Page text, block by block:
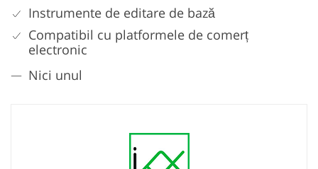
Instrumente de editare de bază
Compatibil cu platformele de comerț
electronic
Nici unul